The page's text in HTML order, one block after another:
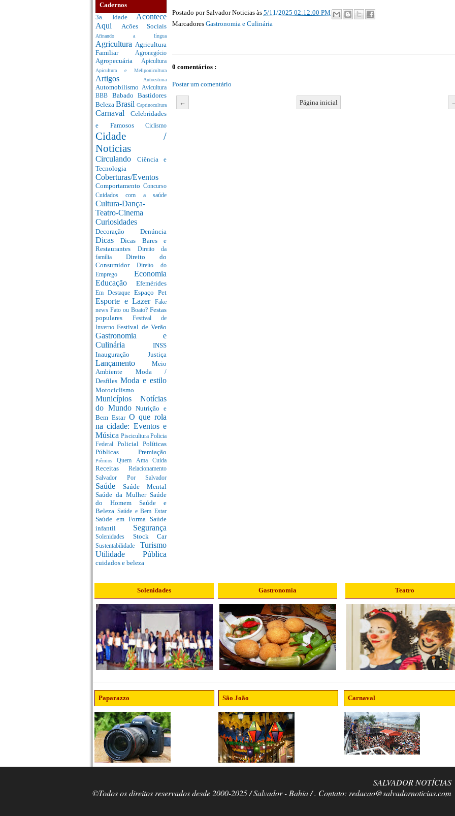
Cadernos
3a. Idade Acontece
Aqui Acões Sociais
Afinando a língua
Agricultura Agricultura
Familiar Agronegócio
Agropecuária Apicultura
Apicultura e Meliponicultura
Artigos Autoestima
Automobilismo Avicultura
BBB Babado Bastidores
Beleza Brasil Caprinocultura
Carnaval Celebridades
e Famosos Ciclismo
Cidade /
Notícias
Circulando Ciência e
Tecnologia
Coberturas/Eventos
Comportamento Concurso
Cuidados com a saúde
Cultura-Dança-
Teatro-Cinema
Curiosidades
Decoração Denúncia
DicasDicas Bares e
Restaurantes
Direito da
família Direito do
Consumidor Direito do
Emprego Economia
Educação Efemérides
Em Destaque Espaço Pet
Esporte e Lazer
Fake
news Fato ou Boato? Festas
populares
Festival de
InvernoFestival de Verão
Gastronomia e
Culinária INSS
Inauguração Justiça
Lançamento Meio
Ambiente Moda /
Desfiles Moda e estilo
Motociclismo
Municípios Notícias
do MundoNutrição e
Bem Estar O que rola
na cidade: Eventos e
Música Piscicultura Policia
Federal Policial Políticas
Públicas Premiação
PrêmiosQuem Ama Cuida
Receitas Relacionamento
Salvador Por Salvador
Saúde Saúde Mental
Saúde da Mulher Saúde
do Homem Saúde e
Beleza Saúde e Bem Estar
Saúde em Forma Saúde
infantil Segurança
Solenidades Stock Car
Sustentabilidade Turismo
Utilidade Pública
cuidados e beleza
Postado porSalvador Noticias às 5/11/2025 02:12:00 PM
Marcadores Gastronomia e Culinária
0 comentários :
Postar um comentário
← Página inicial
Solenidades Gastronomia Teatro
Paparazzo São João Carnaval
SALVADOR NOTÍCIAS
©Todos os direitos reservados desde 2000-2025 / Salvador - Bahia / . Contato: redacao@salvadornoticias.com